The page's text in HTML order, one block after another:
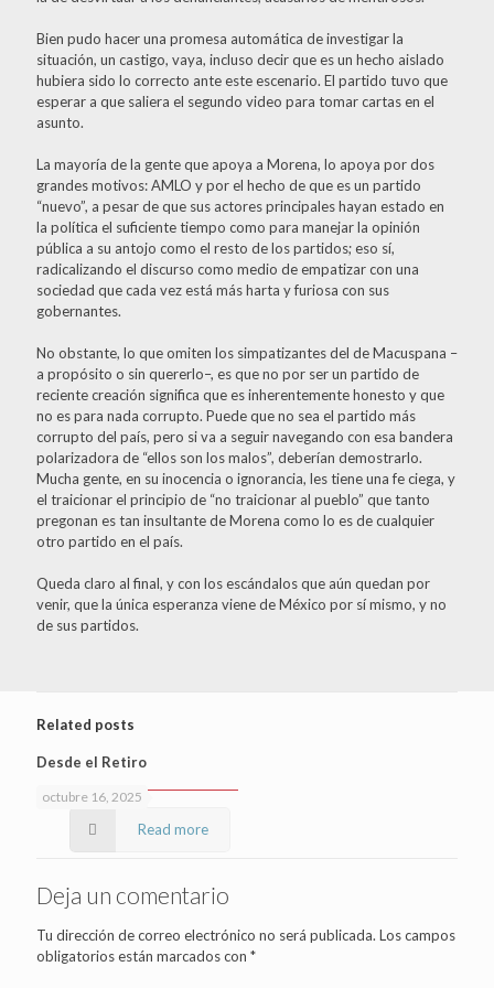
Bien pudo hacer una promesa automática de investigar la
situación, un castigo, vaya, incluso decir que es un hecho aislado
hubiera sido lo correcto ante este escenario. El partido tuvo que
esperar a que saliera el segundo video para tomar cartas en el
asunto.
La mayoría de la gente que apoya a Morena, lo apoya por dos
grandes motivos: AMLO y por el hecho de que es un partido
“nuevo”, a pesar de que sus actores principales hayan estado en
la política el suficiente tiempo como para manejar la opinión
pública a su antojo como el resto de los partidos; eso sí,
radicalizando el discurso como medio de empatizar con una
sociedad que cada vez está más harta y furiosa con sus
gobernantes.
No obstante, lo que omiten los simpatizantes del de Macuspana –
a propósito o sin quererlo–, es que no por ser un partido de
reciente creación significa que es inherentemente honesto y que
no es para nada corrupto. Puede que no sea el partido más
corrupto del país, pero si va a seguir navegando con esa bandera
polarizadora de “ellos son los malos”, deberían demostrarlo.
Mucha gente, en su inocencia o ignorancia, les tiene una fe ciega, y
el traicionar el principio de “no traicionar al pueblo” que tanto
pregonan es tan insultante de Morena como lo es de cualquier
otro partido en el país.
Queda claro al final, y con los escándalos que aún quedan por
venir, que la única esperanza viene de México por sí mismo, y no
de sus partidos.
Related posts
octubre 16, 2025
Desde el Retiro
Read more
Deja un comentario
Tu dirección de correo electrónico no será publicada. Los campos
obligatorios están marcados con *